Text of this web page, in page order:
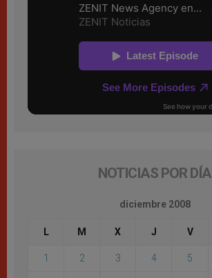
NOTICIAS POR DÍA
diciembre 2008
L M X J V
1 2 3 4 5